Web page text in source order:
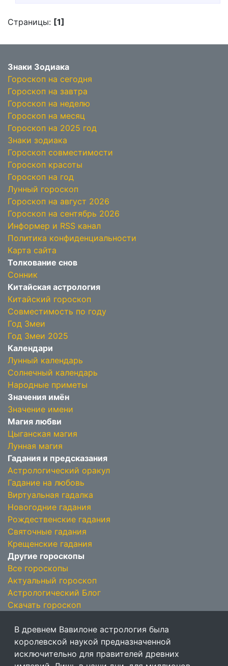
Страницы: [1]
Знаки Зодиака
Гороскоп на сегодня
Гороскоп на завтра
Гороскоп на неделю
Гороскоп на месяц
Гороскоп на 2025 год
Знаки зодиака
Гороскоп совместимости
Гороскоп красоты
Гороскоп на год
Лунный гороскоп
Гороскоп на август 2026
Гороскоп на сентябрь 2026
Информер и RSS канал
Политика конфиденциальности
Карта сайта
Толкование снов
Сонник
Китайская астрология
Китайский гороскоп
Совместимость по году
Год Змеи
Год Змеи 2025
Календари
Лунный календарь
Солнечный календарь
Народные приметы
Значения имён
Значение имени
Магия любви
Цыганская магия
Лунная магия
Гадания и предсказания
Астрологический оракул
Гадание на любовь
Виртуальная гадалка
Новогодние гадания
Рождественские гадания
Святочные гадания
Крещенские гадания
Другие гороскопы
Все гороскопы
Актуальный гороскоп
Астрологический Блог
Скачать гороскоп
В древнем Вавилоне астрология была
королевской наукой предназначенной
исключительно для правителей древних